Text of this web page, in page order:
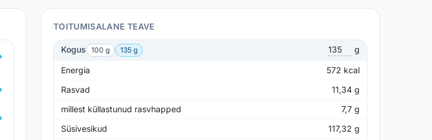
TOITUMISALANE TEAVE
Kogus 100 g 135 g g
Energia 572 kcal
Rasvad
11,34 g
millest küllastunud rasvhapped
7,7 g
Süsivesikud
117,32 g